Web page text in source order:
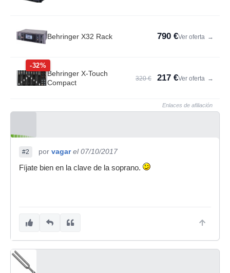
Behringer X32 Rack 790 €Ver oferta →
-32%
Behringer X-Touch
Compact
320 € 217 €Ver oferta →
Enlaces de afiliación
#2 por vagar el 07/10/2017
Fíjate bien en la clave de la soprano.